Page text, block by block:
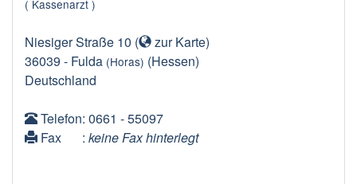
( Kassenarzt )
Niesiger Straße 10 ( zur Karte)
36039 - Fulda (Horas) (Hessen)
Deutschland
Telefon: 0661 - 55097
Fax
: keine Fax hinterlegt